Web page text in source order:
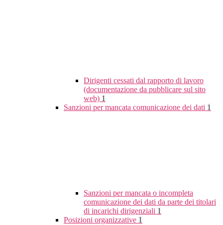
Dirigenti cessati dal rapporto di lavoro
(documentazione da pubblicare sul sito
web) 1
Sanzioni per mancata comunicazione dei dati 1
Sanzioni per mancata o incompleta
comunicazione dei dati da parte dei titolari
di incarichi dirigenziali 1
Posizioni organizzative 1